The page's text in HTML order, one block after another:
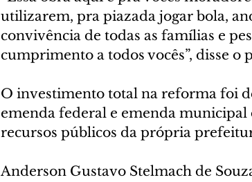
utilizarem, pra piazada jogar bola,
convivência de todas as famílias e
cumprimento a todos vocês”, disse o
O investimento total na reforma foi
emenda federal e emenda
recursos públicos da própria
Anderson Gustavo Stelmach de